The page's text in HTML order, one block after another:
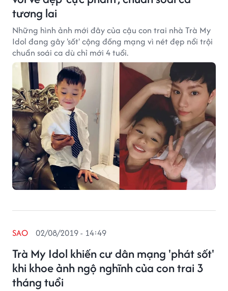
tương lai
Những hình ảnh mới đây của cậu con trai nhà Trà My
Idol đang gây 'sốt' cộng đồng mạng vì nét đẹp nổi trội
chuẩn soái ca dù chỉ mới 4 tuổi.
Trà My Idol khiến cư dân mạng 'phát sốt'
khi khoe ảnh ngộ nghĩnh của con trai 3
tháng tuổi
SAO 02/08/2019 - 14:49